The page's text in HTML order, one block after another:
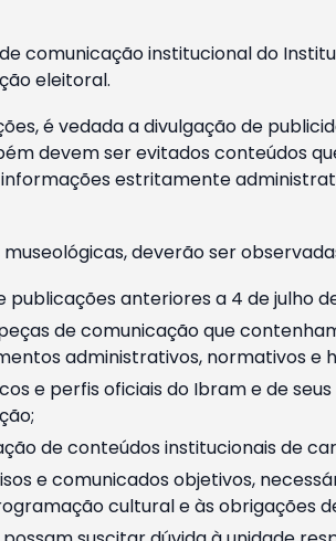
comunicação institucional do
eleitoral.
é vedada a divulgação de
devem ser evitados conteúdos
estritamente
deverão ser
anteriores a 4 de julho
de comunicação que
administrativos, normativos e
e perfis oficiais do Ibram e de
de conteúdos institucionais de
e comunicados objetivos,
cultural e às obrigações